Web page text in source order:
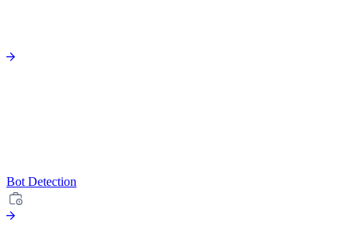
Bot Detection